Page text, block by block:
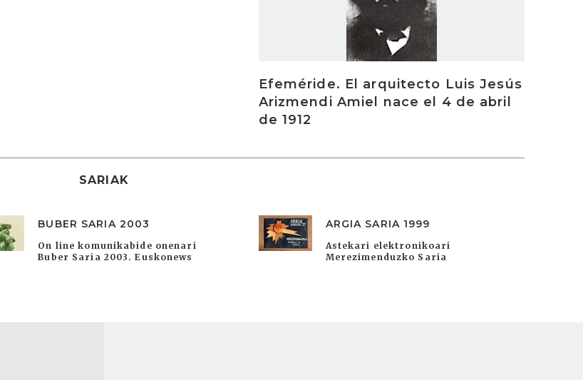
Efeméride. El arquitecto Luis Jesús
Arizmendi Amiel nace el 4 de abril
de 1912
SARIAK
BUBER SARIA 2003
On line komunikabide onenari
Buber Saria 2003. Euskonews
ARGIA SARIA 1999
Astekari elektronikoari
Merezimenduzko Saria